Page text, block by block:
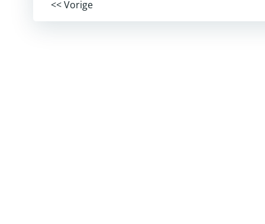
Post
<< Vorige